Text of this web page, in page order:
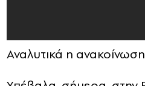
Αναλυτικά η